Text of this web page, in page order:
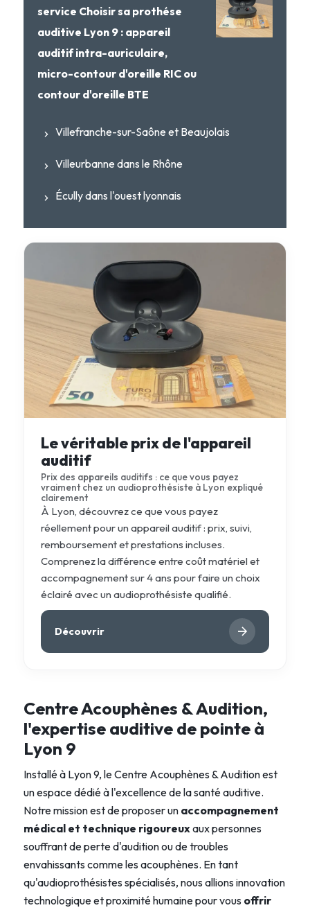
service Choisir sa prothése
auditive Lyon 9 : appareil
auditif intra-auriculaire,
micro-contour d'oreille RIC ou
contour d'oreille BTE
Villefranche-sur-Saône et Beaujolais
Villeurbanne dans le Rhône
Écully dans l'ouest lyonnais
Le véritable prix de l'appareil
auditif
Prix des appareils auditifs : ce que vous payez
vraiment chez un audioprothésiste à Lyon expliqué
clairement
À Lyon, découvrez ce que vous payez
réellement pour un appareil auditif : prix, suivi,
remboursement et prestations incluses.
Comprenez la différence entre coût matériel et
accompagnement sur 4 ans pour faire un choix
éclairé avec un audioprothésiste qualifié.
Découvrir
Centre Acouphènes & Audition,
l'expertise auditive de pointe à
Lyon 9
Installé à Lyon 9, leCentre Acouphènes & Auditionest
un espace dédié à l'excellence de la santé auditive.
Notre mission est de proposer un accompagnement
médical et technique rigoureux aux personnes
souffrant de perte d'audition ou de troubles
envahissants comme les acouphènes. En tant
qu'audioprothésistes spécialisés, nous allions innovation
technologique et proximité humaine pour vous offrir